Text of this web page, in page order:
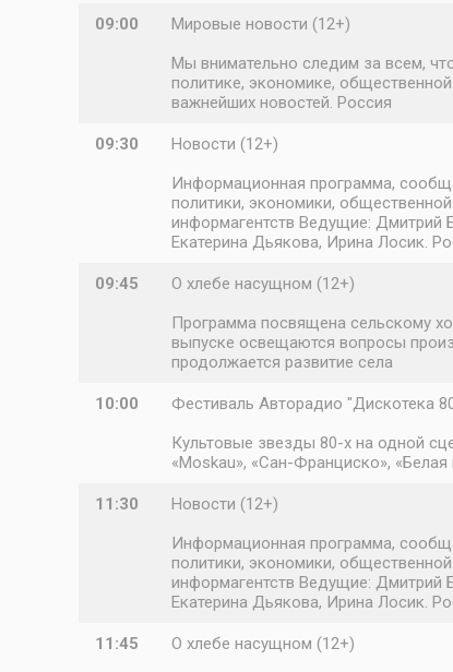
09:00
Мировые новости (12+)
Мы внимательно следим за всем,
политике, экономике,
важнейших новостей. Россия
09:30
Новости (12+)
Информационная программа,
политики, экономики,
информагентств Ведущие: Дмитрий
Екатерина Дьякова, Ирина Лосик.
09:45
О хлебе насущном (12+)
Программа посвящена сельскому
выпуске освещаются вопросы
продолжается развитие села
10:00
Фестиваль Авторадио "Дискотека
Культовые звезды 80-х на одной
«Moskau», «Сан-Франциско»,
11:30
Новости (12+)
Информационная программа,
политики, экономики,
информагентств Ведущие: Дмитрий
Екатерина Дьякова, Ирина Лосик.
11:45
О хлебе насущном (12+)